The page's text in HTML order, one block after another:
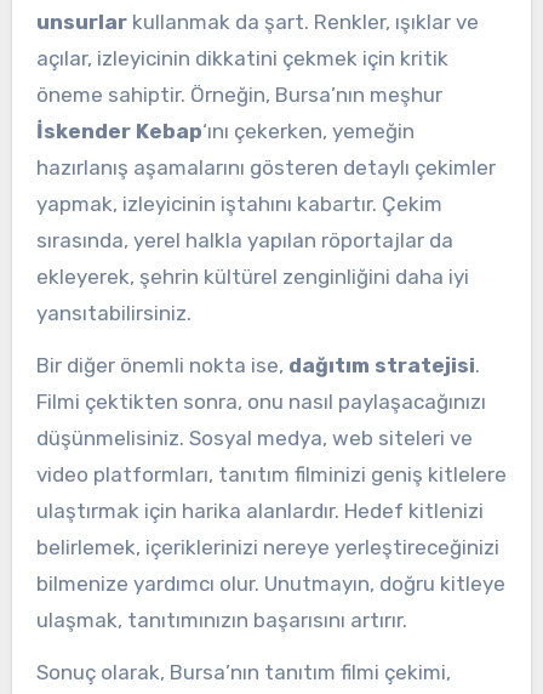
unsurlarkullanmak da şart. Renkler, ışıklar ve
açılar, izleyicinin dikkatini çekmek için kritik
öneme sahiptir. Örneğin, Bursa’nın meşhur
İskender Kebap‘ını çekerken, yemeğin
hazırlanış aşamalarını gösteren detaylı çekimler
yapmak, izleyicinin iştahını kabartır. Çekim
sırasında, yerel halkla yapılan röportajlar da
ekleyerek, şehrin kültürel zenginliğini daha iyi
yansıtabilirsiniz.
Bir diğer önemli nokta ise, dağıtım stratejisi.
Filmi çektikten sonra, onu nasıl paylaşacağınızı
düşünmelisiniz. Sosyal medya, web siteleri ve
video platformları, tanıtım filminizi geniş kitlelere
ulaştırmak için harika alanlardır. Hedef kitlenizi
belirlemek, içeriklerinizi nereye yerleştireceğinizi
bilmenize yardımcı olur. Unutmayın, doğru kitleye
ulaşmak, tanıtımınızın başarısını artırır.
Sonuç olarak, Bursa’nın tanıtım filmi çekimi,